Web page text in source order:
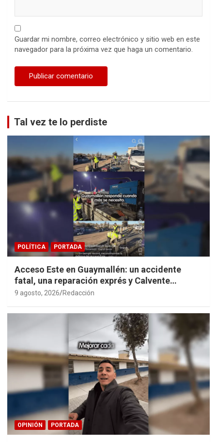
Guardar mi nombre, correo electrónico y sitio web en este
navegador para la próxima vez que haga un comentario.
Tal vez te lo perdiste
POLÍTICA PORTADA
Acceso Este en Guaymallén: un accidente
fatal, una reparación exprés y Calvente
haciendo propaganda personal
9 agosto, 2026 Redacción
OPINIÓN PORTADA